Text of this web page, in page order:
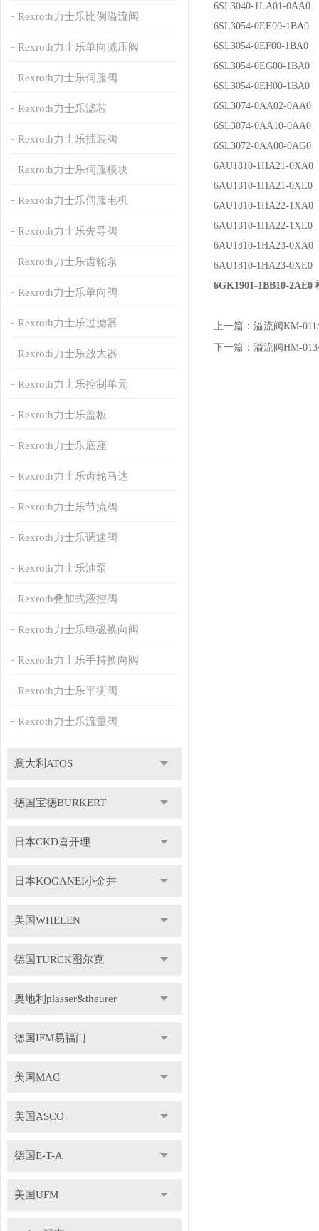
Rexroth力士乐比例溢流阀
Rexroth力士乐单向减压阀
Rexroth力士乐伺服阀
Rexroth力士乐滤芯
Rexroth力士乐插装阀
Rexroth力士乐伺服模块
Rexroth力士乐伺服电机
Rexroth力士乐先导阀
Rexroth力士乐齿轮泵
Rexroth力士乐单向阀
Rexroth力士乐过滤器
Rexroth力士乐放大器
Rexroth力士乐控制单元
Rexroth力士乐盖板
Rexroth力士乐底座
Rexroth力士乐齿轮马达
Rexroth力士乐节流阀
Rexroth力士乐调速阀
Rexroth力士乐油泵
Rexroth叠加式液控阀
Rexroth力士乐电磁换向阀
Rexroth力士乐手持换向阀
Rexroth力士乐平衡阀
Rexroth力士乐流量阀
意大利ATOS
德国宝德BURKERT
日本CKD喜开理
日本KOGANEI小金井
美国WHELEN
德国TURCK图尔克
奥地利plasser&theurer
德国IFM易福门
美国MAC
美国ASCO
德国E-T-A
美国UFM
6SL3040-1LA01-0AA0
6SL3054-0EE00-1BA0
6SL3054-0EF00-1BA0
6SL3054-0EG00-1BA0
6SL3054-0EH00-1BA0
6SL3074-0AA02-0AA0
6SL3074-0AA10-0AA0
6SL3072-0AA00-0AG0
6AU1810-1HA21-0XA0
6AU1810-1HA21-0XE0
6AU1810-1HA22-1XA0
6AU1810-1HA22-1XE0
6AU1810-1HA23-0XA0
6AU1810-1HA23-0XE0
6GK1901-1BB10-2AE0
上一篇： 溢流阀KM-
下一篇： 溢流阀HM-